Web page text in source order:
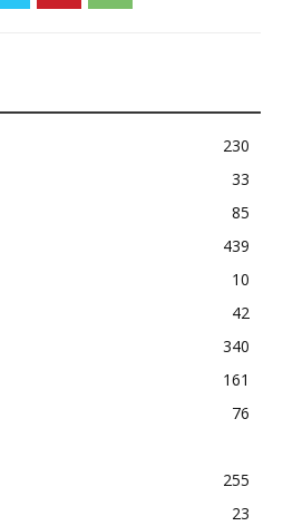
230
33
85
439
10
42
340
161
76
255
23